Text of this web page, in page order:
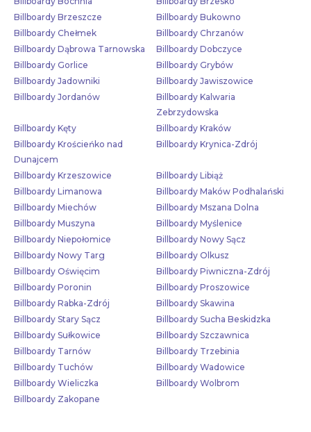
Billboardy Brzeszcze
Billboardy Bukowno
Billboardy Chełmek
Billboardy Chrzanów
Billboardy Dąbrowa Tarnowska
Billboardy Dobczyce
Billboardy Gorlice
Billboardy Grybów
Billboardy Jadowniki
Billboardy Jawiszowice
Billboardy Jordanów
Billboardy Kalwaria
Zebrzydowska
Billboardy Kęty
Billboardy Kraków
Billboardy Krościeńko nad
Dunajcem
Billboardy Krynica-Zdrój
Billboardy Krzeszowice
Billboardy Libiąż
Billboardy Limanowa
Billboardy Maków Podhalański
Billboardy Miechów
Billboardy Mszana Dolna
Billboardy Muszyna
Billboardy Myślenice
Billboardy Niepołomice
Billboardy Nowy Sącz
Billboardy Nowy Targ
Billboardy Olkusz
Billboardy Oświęcim
Billboardy Piwniczna-Zdrój
Billboardy Poronin
Billboardy Proszowice
Billboardy Rabka-Zdrój
Billboardy Skawina
Billboardy Stary Sącz
Billboardy Sucha Beskidzka
Billboardy Sułkowice
Billboardy Szczawnica
Billboardy Tarnów
Billboardy Trzebinia
Billboardy Tuchów
Billboardy Wadowice
Billboardy Wieliczka
Billboardy Wolbrom
Billboardy Zakopane